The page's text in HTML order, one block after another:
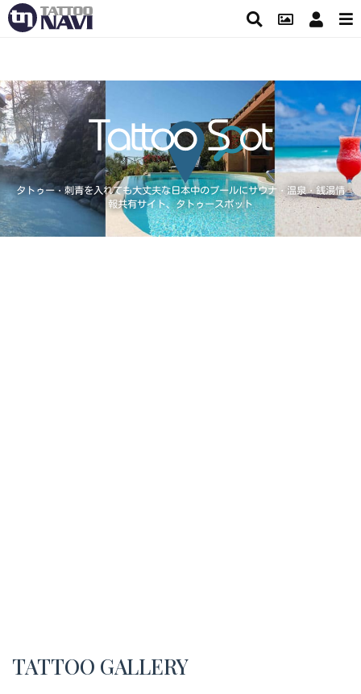
タトゥー・刺青を入れても大丈夫な日本中のプールにサウナ・温泉・銭湯情
報共有サイト、タトゥースポット
TATTOO GALLERY